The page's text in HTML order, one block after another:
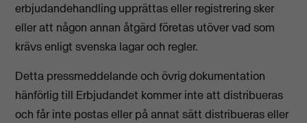
erbjudandehandling upprättas eller registrering sker
eller att någon annan åtgärd företas utöver vad som
krävs enligt svenska lagar och regler.
Detta pressmeddelande och övrig dokumentation
hänförlig till Erbjudandet kommer inte att distribueras
och får inte postas eller på annat sätt distribueras eller